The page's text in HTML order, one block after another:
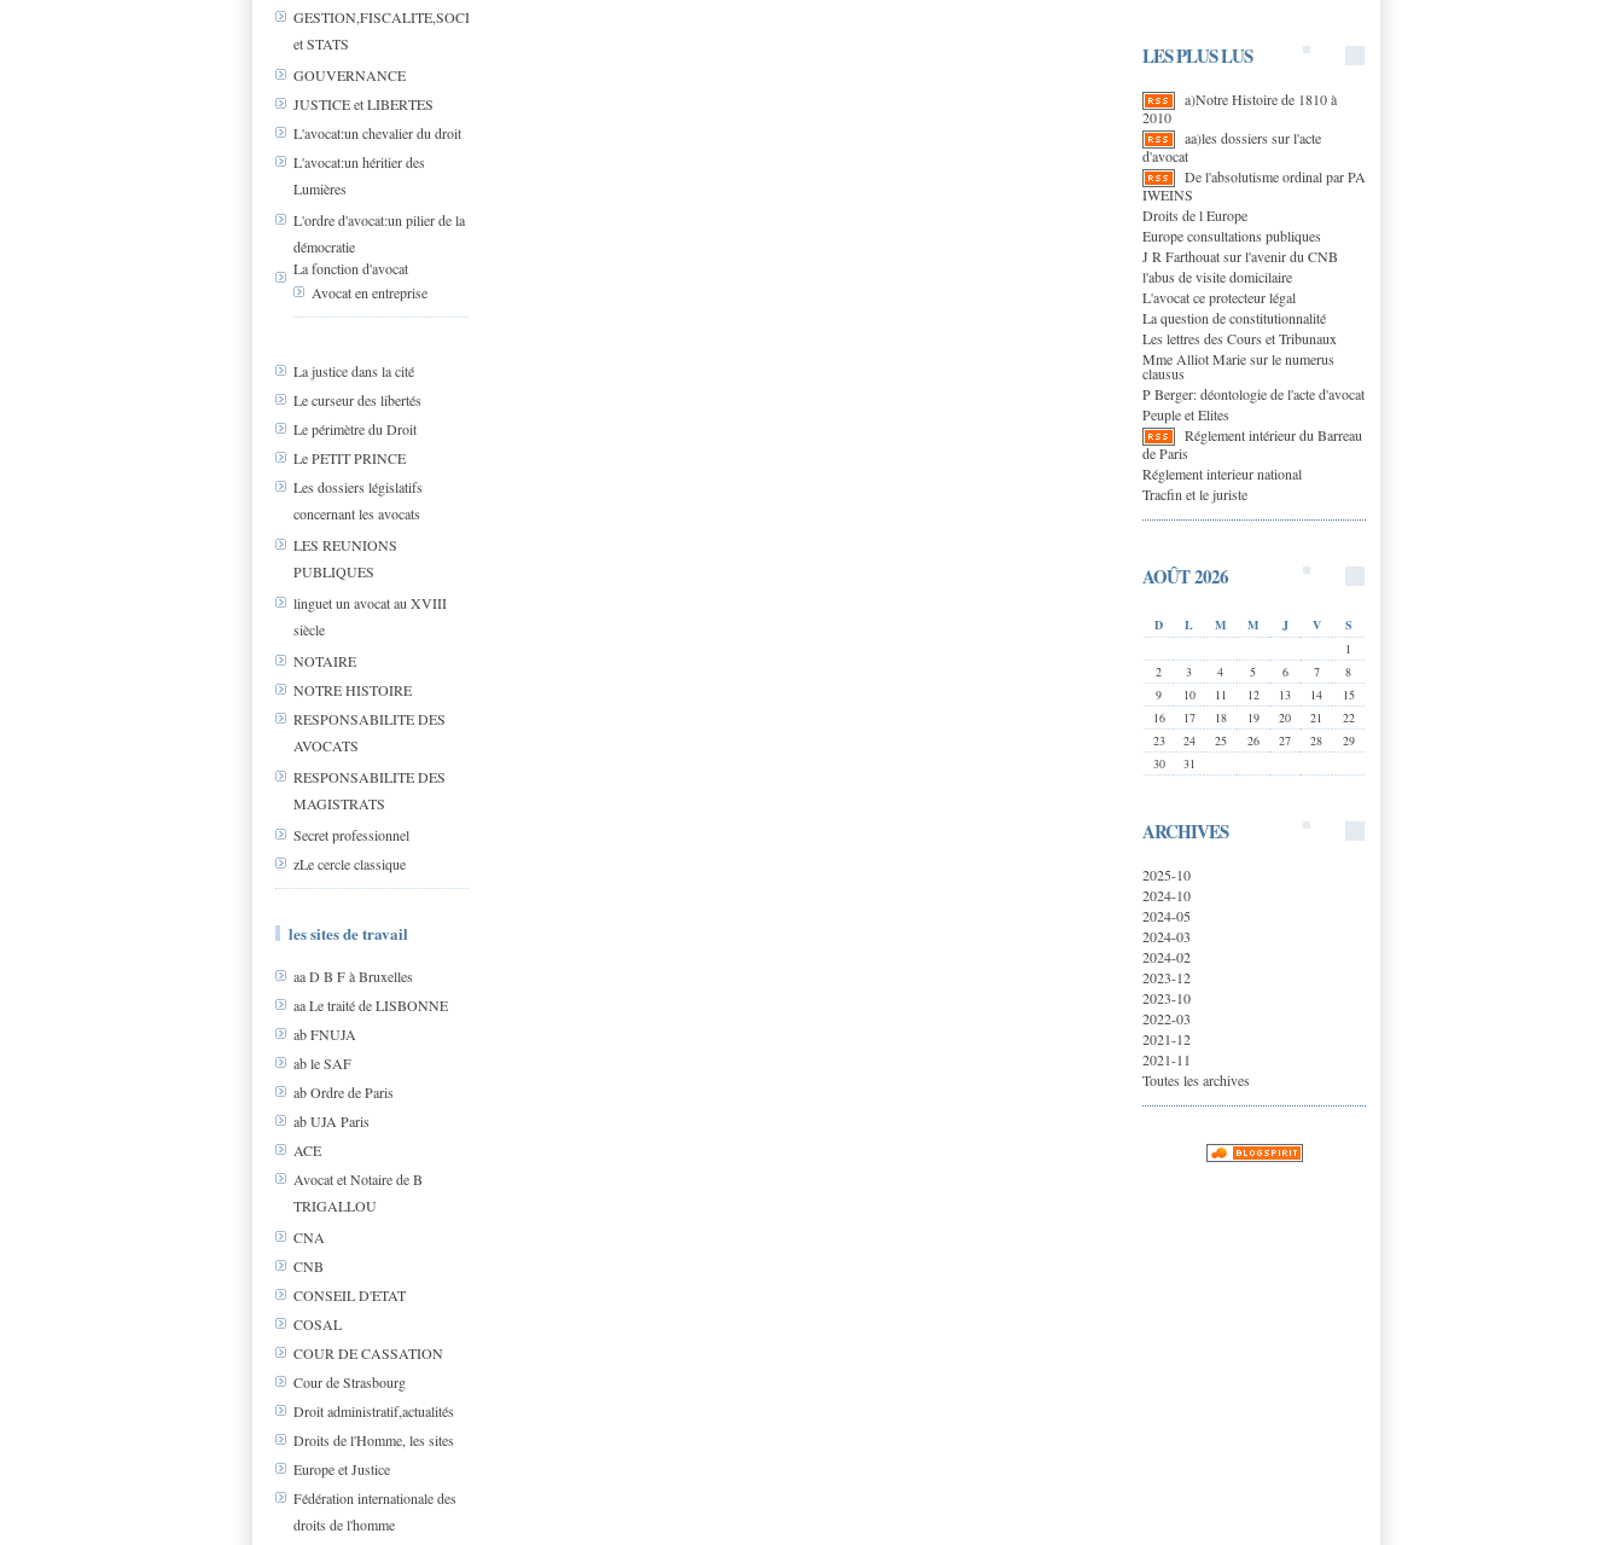
GESTION,FISCALITE,SOCIAL
et STATS
GOUVERNANCE
JUSTICE et LIBERTES
L'avocat:un chevalier du droit
L'avocat:un héritier des
Lumières
L'ordre d'avocat:un pilier de la
démocratie
La fonction d'avocat
Avocat en entreprise
La justice dans la cité
Le curseur des libertés
Le périmètre du Droit
Le PETIT PRINCE
Les dossiers législatifs
concernant les avocats
LES REUNIONS
PUBLIQUES
linguet un avocat au XVIII
siècle
NOTAIRE
NOTRE HISTOIRE
RESPONSABILITE DES
AVOCATS
RESPONSABILITE DES
MAGISTRATS
Secret professionnel
zLe cercle classique
les sites de travail
aa D B F à Bruxelles
aa Le traité de LISBONNE
ab FNUJA
ab le SAF
ab Ordre de Paris
ab UJA Paris
ACE
Avocat et Notaire de B
TRIGALLOU
CNA
CNB
CONSEIL D'ETAT
COSAL
COUR DE CASSATION
Cour de Strasbourg
Droit administratif,actualités
Droits de l'Homme, les sites
Europe et Justice
Fédération internationale des
droits de l'homme
LES PLUS LUS
a)Notre Histoire de 1810 à
2010
aa)les dossiers sur l'acte
d'avocat
De l'absolutisme ordinal par PA
IWEINS
Droits de l Europe
Europe consultations publiques
J R Farthouat sur l'avenir du CNB
l'abus de visite domicilaire
L'avocat ce protecteur légal
La question de constitutionnalité
Les lettres des Cours et Tribunaux
Mme Alliot Marie sur le numerus
clausus
P Berger: déontologie de l'acte d'avocat
Peuple et Elites
Réglement intérieur du Barreau
de Paris
Réglement interieur national
Tracfin et le juriste
AOÛT 2026
D L M M J V
S
1
2
3 4 5 6 7
8
9
10 11 12 13 14
15
16
17 18 19 20 21
22
23
24 25 26 27 28
29
30
31
ARCHIVES
2025-10
2024-10
2024-05
2024-03
2024-02
2023-12
2023-10
2022-03
2021-12
2021-11
Toutes les archives